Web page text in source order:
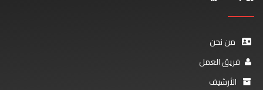
من نحن
فريق العمل
الأرشيف